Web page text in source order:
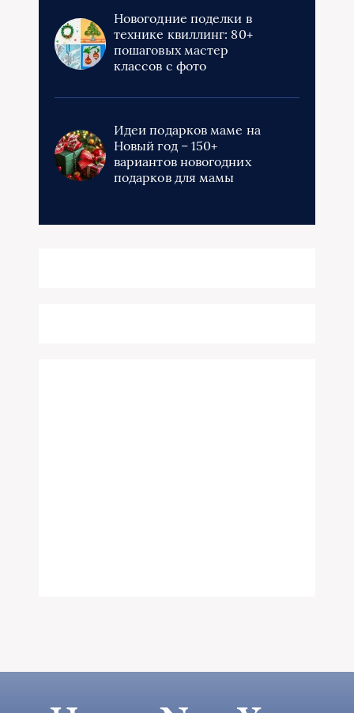
Новогодние поделки в
технике квиллинг: 80+
пошаговых мастер
классов с фото
Идеи подарков маме на
Новый год – 150+
вариантов новогодних
подарков для мамы